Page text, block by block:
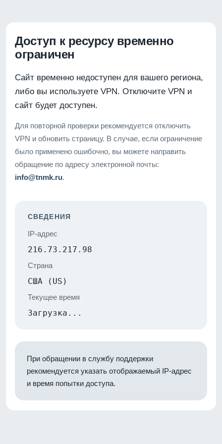
Доступ к ресурсу временно
ограничен
Сайт временно недоступен для вашего региона,
либо вы используете VPN. Отключите VPN и
сайт будет доступен.
Для повторной проверки рекомендуется отключить
VPN и обновить страницу. В случае, если ограничение
было применено ошибочно, вы можете направить
обращение по адресу электронной почты:
info@tnmk.ru.
СВЕДЕНИЯ
IP-адрес
216.73.217.98
Страна
США (US)
Текущее время
Загрузка...
При обращении в службу поддержки
рекомендуется указать отображаемый IP-адрес
и время попытки доступа.